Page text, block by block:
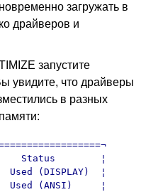
загружать в
драйверов и
запустите
увидите, что драйверы
в разных
Status        ¦
(DISPLAY)  ¦
Used (ANSI)     ¦